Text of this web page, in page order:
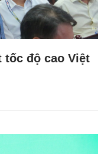
độ cao Việt